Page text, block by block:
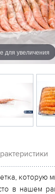
для увеличения
которую
в нашем